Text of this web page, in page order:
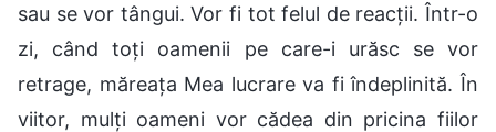
sau se vor tângui. Vor fi tot felul de reacții. Într-o
zi, când toți oamenii pe care-i urăsc se vor
retrage, măreața Mea lucrare va fi îndeplinită. În
viitor, mulți oameni vor cădea din pricina fiilor